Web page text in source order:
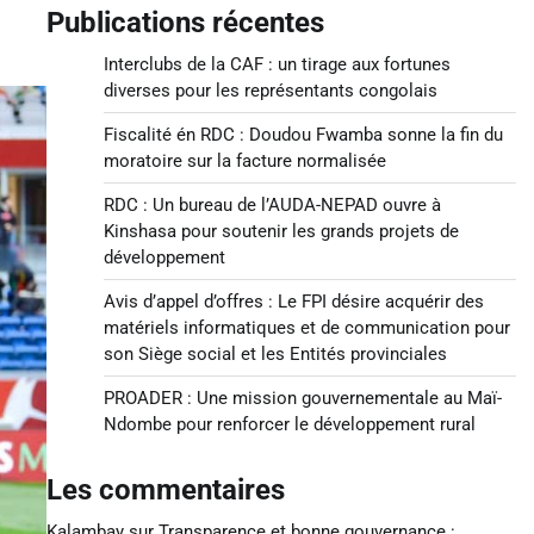
Publications récentes
Interclubs de la CAF : un tirage aux fortunes
diverses pour les représentants congolais
Fiscalité én RDC : Doudou Fwamba sonne la fin du
moratoire sur la facture normalisée
RDC : Un bureau de l’AUDA-NEPAD ouvre à
Kinshasa pour soutenir les grands projets de
développement
Avis d’appel d’offres : Le FPI désire acquérir des
matériels informatiques et de communication pour
son Siège social et les Entités provinciales
PROADER : Une mission gouvernementale au Maï-
Ndombe pour renforcer le développement rural
Les commentaires